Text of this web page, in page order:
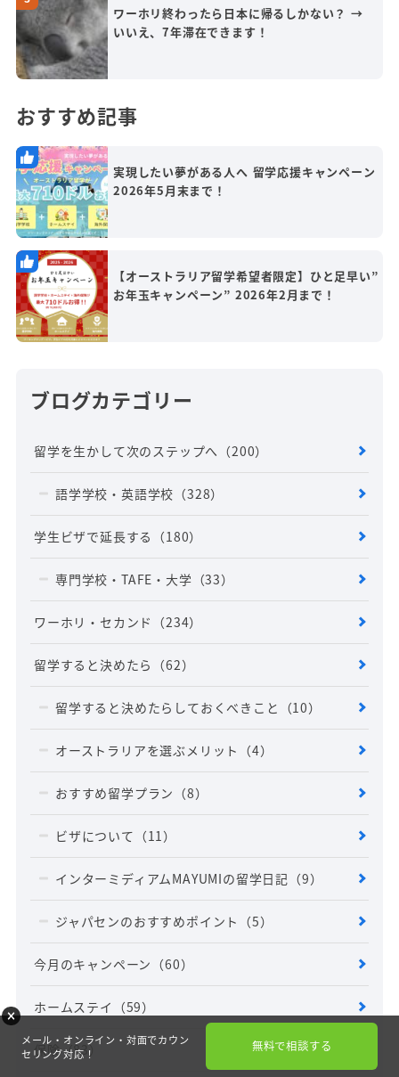
ワーホリ終わったら日本に帰るしかない？ →
いいえ、7年滞在できます！
おすすめ記事
実現したい夢がある人へ 留学応援キャンペーン
2026年5月末まで！
【オーストラリア留学希望者限定】ひと足早い”
お年玉キャンペーン” 2026年2月まで！
ブログカテゴリー
留学を生かして次のステップへ （200）
語学学校・英語学校 （328）
学生ビザで延長する （180）
専門学校・TAFE・大学 （33）
ワーホリ・セカンド （234）
留学すると決めたら （62）
留学すると決めたらしておくべきこと （10）
オーストラリアを選ぶメリット （4）
おすすめ留学プラン （8）
ビザについて （11）
インターミディアムMAYUMIの留学日記 （9）
ジャパセンのおすすめポイント （5）
今月のキャンペーン （60）
ホームステイ （59）
保険（83）
メール・オンライン・対面でカウン
セリング対応！
無料で相談する